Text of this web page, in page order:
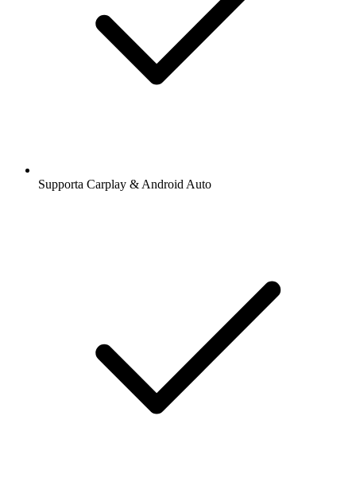
Supporta Carplay & Android Auto